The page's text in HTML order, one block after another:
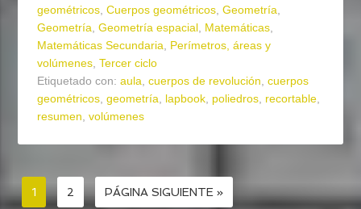
geométricos,Cuerpos geométricos,Geometría,
Geometría,Geometría espacial, Matemáticas,
Matemáticas Secundaria, Perímetros, áreas y
volúmenes,Tercer ciclo
Etiquetado con:aula,cuerpos de revolución,cuerpos
geométricos,geometría, lapbook, poliedros, recortable,
resumen,volúmenes
1 2 PÁGINA SIGUIENTE »